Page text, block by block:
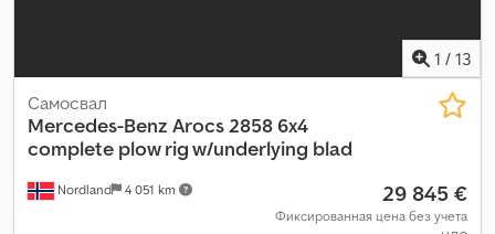
1 / 13
Nordland 4 051 km
Самосвал
Mercedes-Benz Arocs 2858 6x4
complete plow rig w/underlying blad
29 845 €
Фиксированная цена без учета